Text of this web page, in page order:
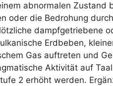
abnormalen Zustand
oder die Bedrohung
dampfgetriebene
Erdbeben,
Gas auftreten und
Aktivität auf
2 erhöht werden.